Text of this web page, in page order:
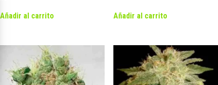
Añadir al carrito Añadir al carrito